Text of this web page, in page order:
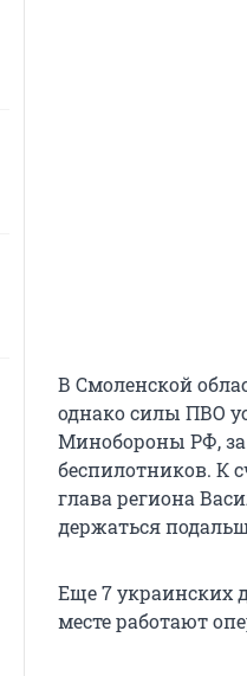
В Смоленской
однако силы ПВО
Минобороны РФ, за
беспилотников. К
глава региона
держаться
Еще 7 украинских
месте работают